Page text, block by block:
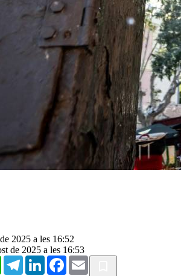
2025 a les 16:52
de 2025 a les 16:53
WhatsAppTelegramLinkedInFacebook
Email